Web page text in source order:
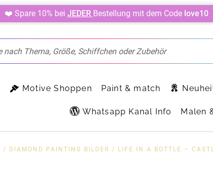
❤️ Spare 10% bei JEDER Bestellung mit dem Code love10
Motive Shoppen Paint & match
Whatsapp Kanal Info Malen
/ DIAMOND PAINTING BILDER / LIFE IN A BOTTLE –